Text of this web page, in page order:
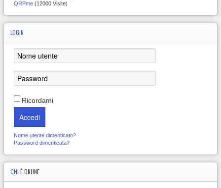
QRPme (12000 Visite)
LOGIN
Ricordami
Accedi
Nome utente dimenticato?
Password dimenticata?
CHI È ONLINE